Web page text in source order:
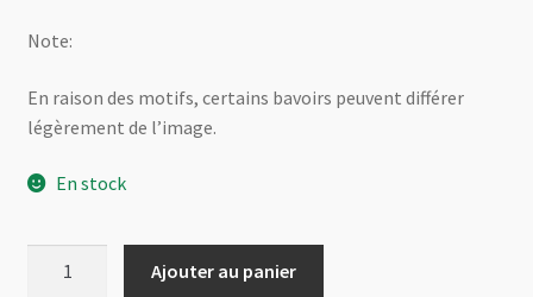
Note:
En raison des motifs, certains bavoirs peuvent différer
légèrement de l’image.
En stock
Ajouter au panier